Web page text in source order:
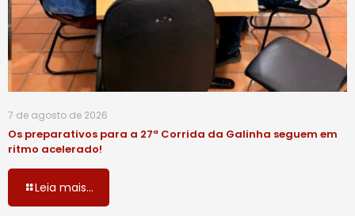
7 de agosto de 2026
Os preparativos para a 27ª Corrida da Galinha seguem em
ritmo acelerado!
Leia mais...